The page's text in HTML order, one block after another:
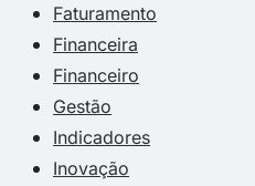
Faturamento
Financeira
Financeiro
Gestão
Indicadores
Inovação